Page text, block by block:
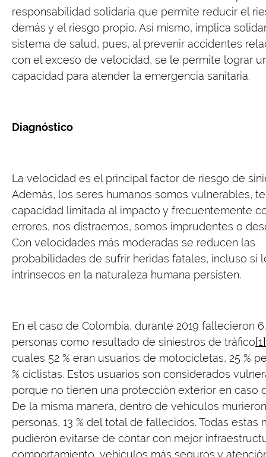
responsabilidad solidaria que permite reducir el
demás y el riesgo propio. Así mismo, implica
sistema de salud, pues, al prevenir accidentes
con el exceso de velocidad, se le permite lograr
capacidad para atender la emergencia sanitaria.
Diagnóstico
La velocidad es el principal factor de riesgo de
Además, los seres humanos somos vulnerables,
capacidad limitada al impacto y frecuentemente
errores, nos distraemos, somos imprudentes o
Con velocidades más moderadas se reducen las
probabilidades de sufrir heridas fatales, incluso si
intrínsecos en la naturaleza humana persisten.
En el caso de Colombia, durante 2019 fallecieron
personas como resultado de siniestros de tráfico[1]
cuales 52 % eran usuarios de motocicletas, 25 %
% ciclistas. Estos usuarios son considerados
porque no tienen una protección exterior en caso
De la misma manera, dentro de vehículos
personas, 13 % del total de fallecidos. Todas estas
pudieron evitarse de contar con mejor
comportamiento, vehículos más seguros y